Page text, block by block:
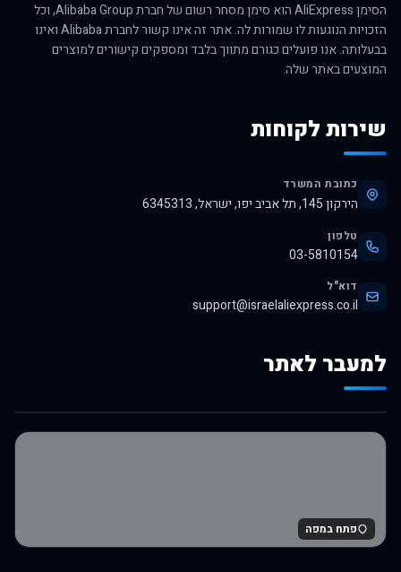
הסימן AliExpress הוא סימן מסחר רשום של חברת Alibaba Group, וכל
הזכויות הנוגעות לו שמורות לה. אתר זה אינו קשור לחברת Alibaba ואינו
בבעלותה. אנו פועלים כגורם מתווך בלבד ומספקים קישורים למוצרים
המוצעים באתר שלה.
שירות לקוחות
כתובת המשרד
הירקון 145, תל אביב יפו, ישראל, 6345313
טלפון
03-5810154
דוא"ל
support@israelaliexpress.co.il
למעבר לאתר
לרכישה באלי אקספרס
פתח במפה